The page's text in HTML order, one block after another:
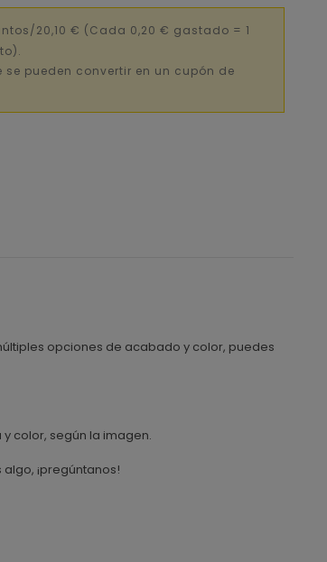
20,10 € (Cada 0,20 € gastado = 1
pueden convertir en un cupón de
opciones de acabado y color, puedes
color, según la imagen.
¡pregúntanos!